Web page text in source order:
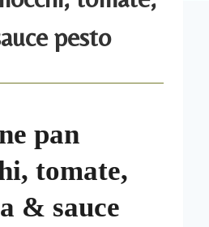
pesto
pan
tomate,
& sauce